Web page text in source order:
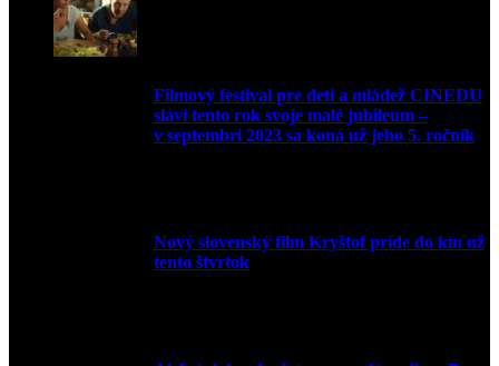
Filmový festival pre deti a mládež CINEDU
slávi tento rok svoje malé jubileum –
v septembri 2023 sa koná už jeho 5. ročník
Nový slovenský film Kryštof príde do kín už
tento štvrtok